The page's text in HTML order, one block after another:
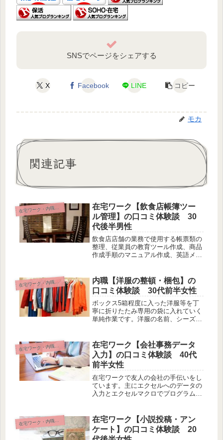
SNSでページをシェアする
X Facebook LINE コピー
モカ
関連記事
在宅ワーク・内職・リモート
在宅ワーク【飲食店帳簿ツー
ル管理】の口コミ体験談 30
代後半男性
飲食店店舗の業務で使用する帳票類の
整理、従業員の教育ツール作成、商品
作成手順のマニュアル作成、英語メニ
に1度まとめて上長へ納入致します。
在宅ワーク・内職・リモート
内職【洋服の整頓・梱包】の
口コミ体験談 30代前半女性
ボックス5箱程度に入った洋服等を丁
寧に折りたたみ専用の袋に入れていく
単純作業です。洋服の名前、シーズ
いるので専用袋に該当のシールを添付
してシーズンごとに分けてボックスに
入れて完了です。
在宅ワーク・内職・リモート
在宅ワーク【会社事務データ
入力】の口コミ体験談 40代
前半女性
在宅ワークで友人の会社の手伝いをし
ています。主にエクセルへのデータの
入力とエクセルマクロでプログラムを
の手伝いなども行っています。
在宅ワーク・内職・リモート
在宅ワーク【小説投稿・アン
ケート】の口コミ体験談 20